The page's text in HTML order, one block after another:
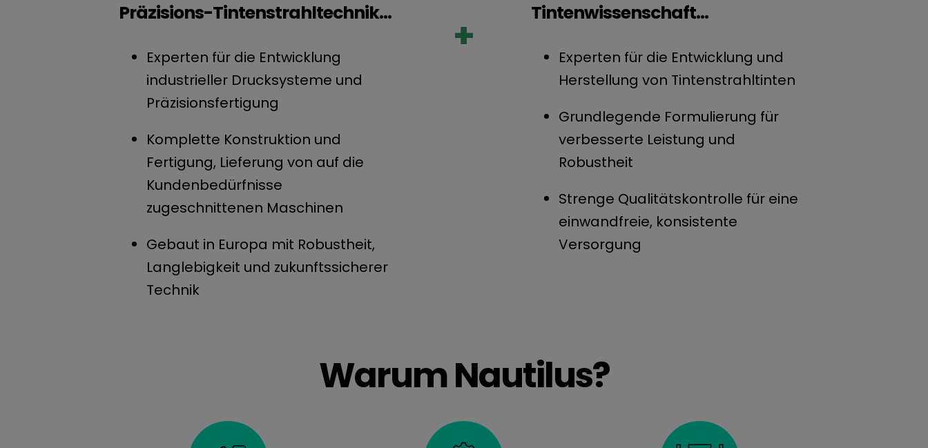
Präzisions-Tintenstrahltechnik...
Experten für die Entwicklung
industrieller Drucksysteme und
Präzisionsfertigung
Komplette Konstruktion und
Fertigung, Lieferung von auf die
Kundenbedürfnisse
zugeschnittenen Maschinen
Gebaut in Europa mit Robustheit,
Langlebigkeit und zukunftssicherer
Technik
+ Tintenwissenschaft...
Experten für die Entwicklung und
Herstellung von Tintenstrahltinten
Grundlegende Formulierung für
verbesserte Leistung und
Robustheit
Strenge Qualitätskontrolle für eine
einwandfreie, konsistente
Versorgung
Warum Nautilus?